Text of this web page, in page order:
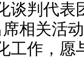
谈判代表
相关活
工作，愿